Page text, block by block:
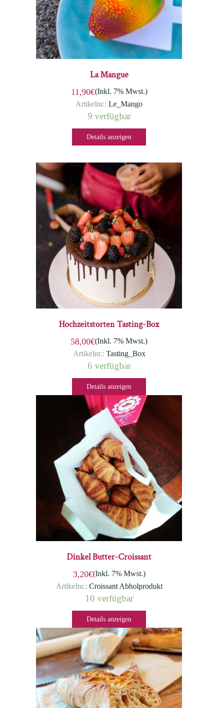
La Mangue
11,90€(Inkl. 7% Mwst.)
Artikelnr.: Le_Mango
9 verfügbar
Details anzeigen
Hochzeitstorten Tasting-Box
58,00€(Inkl. 7% Mwst.)
Artikelnr.: Tasting_Box
6 verfügbar
Details anzeigen
Dinkel Butter-Croissant
3,20€(Inkl. 7% Mwst.)
Artikelnr.: Croissant Abholprodukt
10 verfügbar
Details anzeigen